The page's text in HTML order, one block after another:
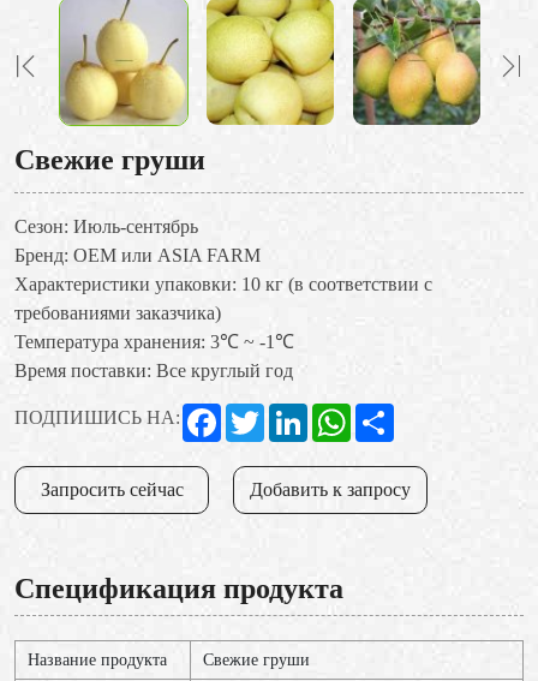
Свежие груши
Сезон: Июль-сентябрь
Бренд: OEM или ASIA FARM
Характеристики упаковки: 10 кг (в соответствии с
требованиями заказчика)
Температура хранения: 3℃ ~ -1℃
Время поставки: Все круглый год
ПОДПИШИСЬ НА: FacebookTwitterLinkedInWhatsApp
Запросить сейчас Добавить к запросу
Спецификация продукта
Название продукта Свежие груши